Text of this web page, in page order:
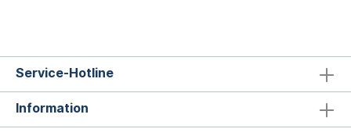
Service-Hotline
Information